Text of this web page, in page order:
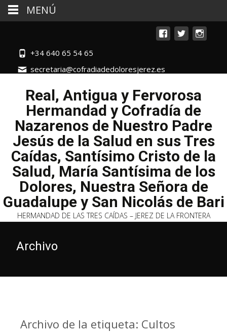
+34 640 65 54 65
secretaria@cofradiadedoloresjerez.es
Real, Antigua y Fervorosa
Hermandad y Cofradía de
Nazarenos de Nuestro Padre
Jesús de la Salud en sus Tres
Caídas, Santísimo Cristo de la
Salud, María Santísima de los
Dolores, Nuestra Señora de
Guadalupe y San Nicolás de Bari
HERMANDAD DE LAS TRES CAÍDAS – JEREZ DE LA FRONTERA
Archivo
Archivo de la etiqueta: Cultos
MENÚ